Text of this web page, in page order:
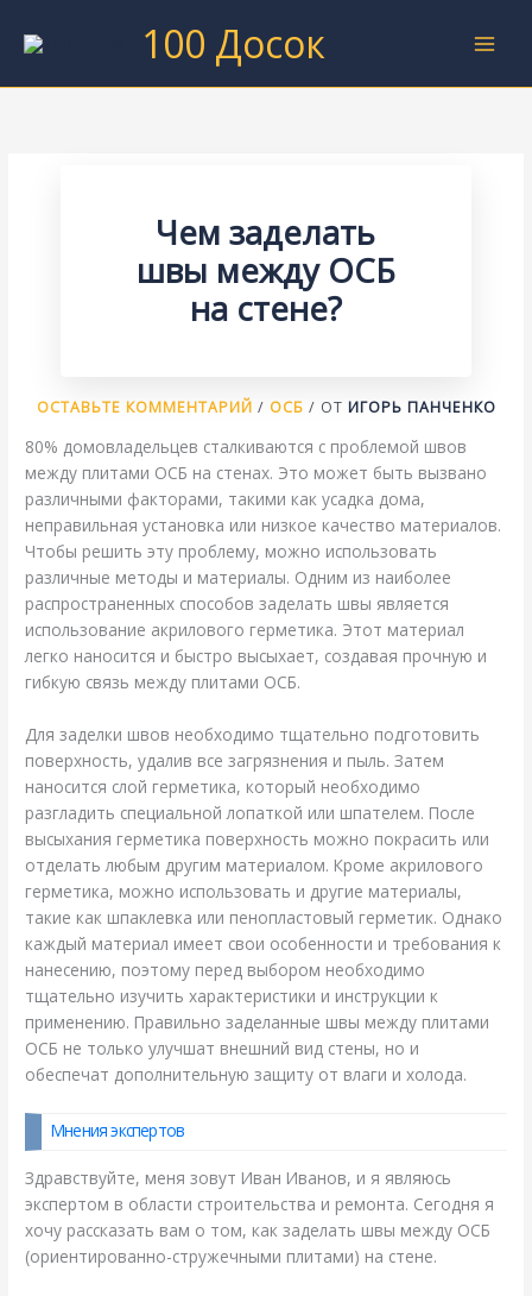
100 Досок
Чем заделать
швы между ОСБ
на стене?
ОСТАВЬТЕ КОММЕНТАРИЙ / ОСБ / ОТ ИГОРЬ ПАНЧЕНКО
80% домовладельцев сталкиваются с проблемой швов
между плитами ОСБ на стенах. Это может быть вызвано
различными факторами, такими как усадка дома,
неправильная установка или низкое качество материалов.
Чтобы решить эту проблему, можно использовать
различные методы и материалы. Одним из наиболее
распространенных способов заделать швы является
использование акрилового герметика. Этот материал
легко наносится и быстро высыхает, создавая прочную и
гибкую связь между плитами ОСБ.
Для заделки швов необходимо тщательно подготовить
поверхность, удалив все загрязнения и пыль. Затем
наносится слой герметика, который необходимо
разгладить специальной лопаткой или шпателем. После
высыхания герметика поверхность можно покрасить или
отделать любым другим материалом. Кроме акрилового
герметика, можно использовать и другие материалы,
такие как шпаклевка или пенопластовый герметик. Однако
каждый материал имеет свои особенности и требования к
нанесению, поэтому перед выбором необходимо
тщательно изучить характеристики и инструкции к
применению. Правильно заделанные швы между плитами
ОСБ не только улучшат внешний вид стены, но и
обеспечат дополнительную защиту от влаги и холода.
Мнения экспертов
Здравствуйте, меня зовут Иван Иванов, и я являюсь
экспертом в области строительства и ремонта. Сегодня я
хочу рассказать вам о том, как заделать швы между ОСБ
(ориентированно-стружечными плитами) на стене.